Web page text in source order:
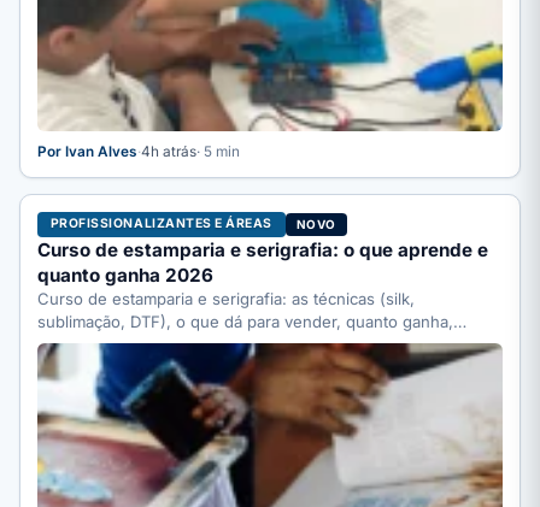
Por Ivan Alves·4h atrás· 5 min
PROFISSIONALIZANTES E ÁREAS NOVO
Curso de estamparia e serigrafia: o que aprende e
quanto ganha 2026
Curso de estamparia e serigrafia: as técnicas (silk,
sublimação, DTF), o que dá para vender, quanto ganha,
quanto…